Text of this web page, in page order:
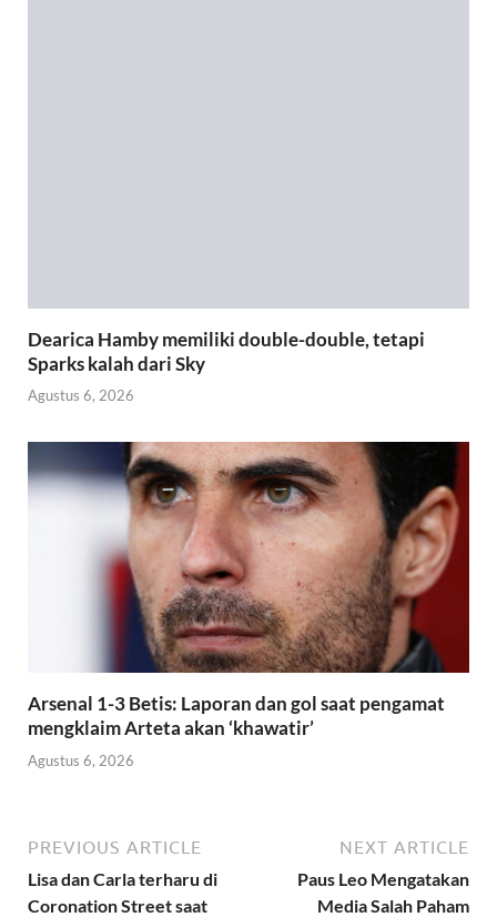
Dearica Hamby memiliki double-double, tetapi
Sparks kalah dari Sky
Agustus 6, 2026
Arsenal 1-3 Betis: Laporan dan gol saat pengamat
mengklaim Arteta akan ‘khawatir’
Agustus 6, 2026
PREVIOUS ARTICLE
Lisa dan Carla terharu di
Coronation Street saat
NEXT ARTICLE
Paus Leo Mengatakan
Media Salah Paham